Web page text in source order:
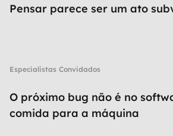
Pensar parece ser um ato
Especialistas Convidados
O próximo bug não é no
comida para a máquina